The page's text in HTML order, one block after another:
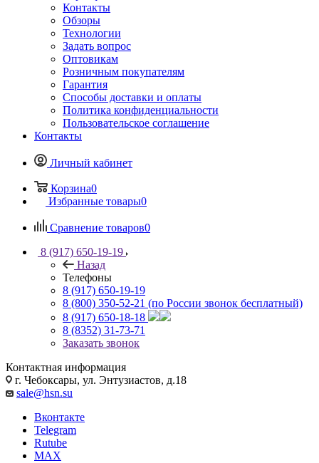
Контакты
Обзоры
Технологии
Задать вопрос
Оптовикам
Розничным покупателям
Гарантия
Способы доставки и оплаты
Политика конфиденциальности
Пользовательское соглашение
Контакты
Личный кабинет
Корзина0
Избранные товары0
Сравнение товаров0
8 (917) 650-19-19
Назад
Телефоны
8 (917) 650-19-19
8 (800) 350-52-21 (по России звонок бесплатный)
8 (917) 650-18-18
8 (8352) 31-73-71
Заказать звонок
Контактная информация
г. Чебоксары, ул. Энтузиастов, д.18
sale@hsn.su
Вконтакте
Telegram
Rutube
MAX